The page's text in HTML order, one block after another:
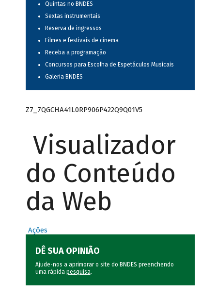
Quintas no BNDES
Sextas instrumentais
Reserva de ingressos
Filmes e festivais de cinema
Receba a programação
Concursos para Escolha de Espetáculos Musicais
Galeria BNDES
Z7_7QGCHA41L0RP906P422Q9Q01V5
Visualizador
do Conteúdo
da Web
Ações
DÊ SUA OPINIÃO
Ajude-nos a aprimorar o site do BNDES preenchendo
uma rápida pesquisa.